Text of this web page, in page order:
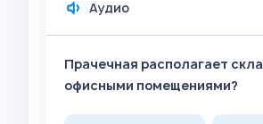
Аудио
Прачечная располагает
офисными помещениями?